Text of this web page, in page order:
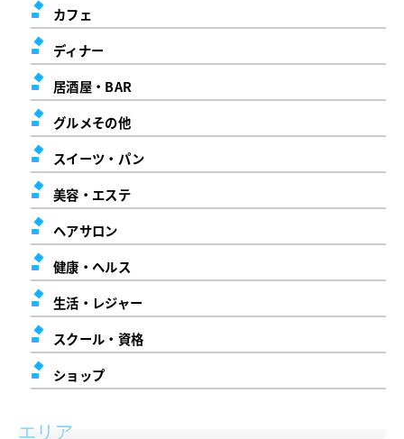
カフェ
ディナー
居酒屋・BAR
グルメその他
スイーツ・パン
美容・エステ
ヘアサロン
健康・ヘルス
生活・レジャー
スクール・資格
ショップ
エリア